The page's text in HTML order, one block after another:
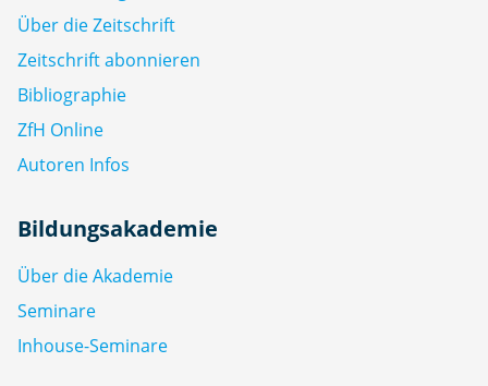
Über die Zeitschrift
Zeitschrift abonnieren
Bibliographie
ZfH Online
Autoren Infos
Bildungsakademie
Über die Akademie
Seminare
Inhouse-Seminare